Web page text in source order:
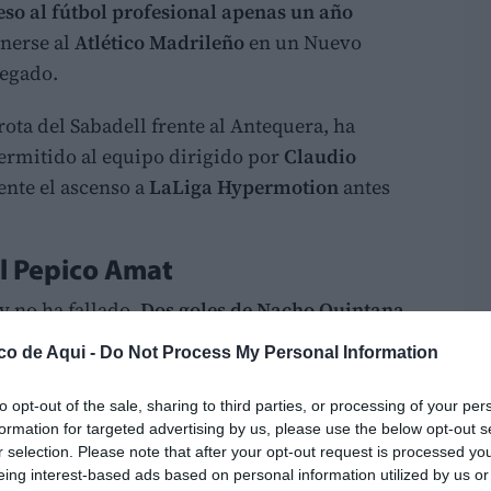
de Aqui - Do Not Process My Personal Information
opt-out of the sale, sharing to third parties, or processing of your
for targeted advertising by us, please use the below opt-out
selection. Please note that after your opt-out request is processed
interest-based ads based on personal information utilized by us
al fútbol profesional apenas un año
al Atlético Madrileño en un Nuevo
del Sabadell frente al Antequera, ha
al equipo dirigido por Claudio
el ascenso a LaLiga Hypermotion antes
Pepico Amat
no ha fallado.Dos goles de Nacho Quintana
superar al Atlético Madrileño de
de tensión y emoción.
conocerse la derrota del Sabadell,
en una realidad y ha provocado la
aficionados azulgranas.